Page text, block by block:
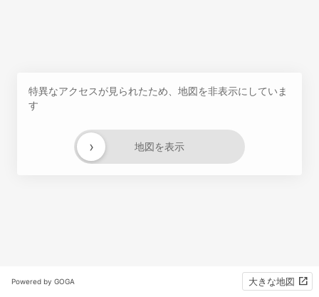
特異なアクセスが見られたため、地図を非表示にしていま
す
地図を表示
›
Powered by GOGA 大きな地図